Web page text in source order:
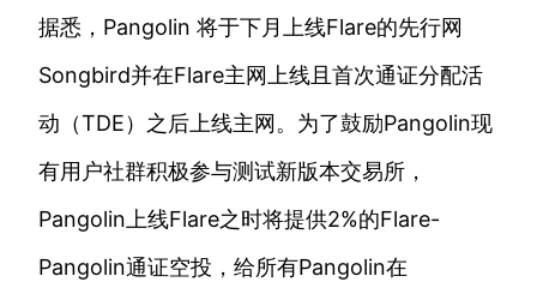
据悉，Pangolin 将于下月上线Flare的先行网
Songbird并在Flare主网上线且首次通证分配活
动（TDE）之后上线主网。为了鼓励Pangolin现
有用户社群积极参与测试新版本交易所，
Pangolin上线Flare之时将提供2%的Flare-
Pangolin通证空投，给所有Pangolin在